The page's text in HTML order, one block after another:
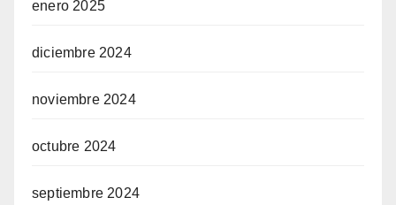
enero 2025
diciembre 2024
noviembre 2024
octubre 2024
septiembre 2024